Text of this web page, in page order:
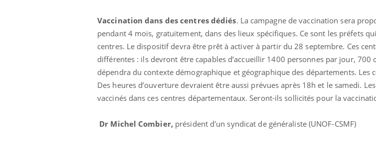
Vaccination dans des centres dédiés. La campagne de vaccination sera
pendant 4 mois, gratuitement, dans des lieux spécifiques. Ce sont les préfets
centres. Le dispositif devra être prêt à activer à partir du 28 septembre. Ces
différentes : ils devront être capables d’accueillir 1400 personnes par jour, 700
dépendra du contexte démographique et géographique des départements. Les
Des heures d’ouverture devraient être aussi prévues après 18h et le samedi.
vaccinés dans ces centres départementaux. Seront-ils sollicités pour la
Dr Michel Combier, président d'un syndicat de généraliste (UNOF-CSMF)